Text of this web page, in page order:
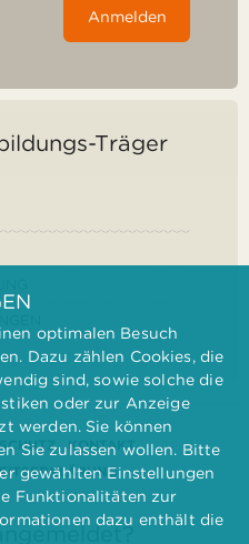
Anmelden
Träger
KONTAKT
optimalen Besuch
Dazu zählen Cookies, die
sind, sowie solche die
oder zur Anzeige
werden. Sie können
Sie zulassen wollen. Bitte
gewählten Einstellungen
Funktionalitäten zur
dazu enthält die